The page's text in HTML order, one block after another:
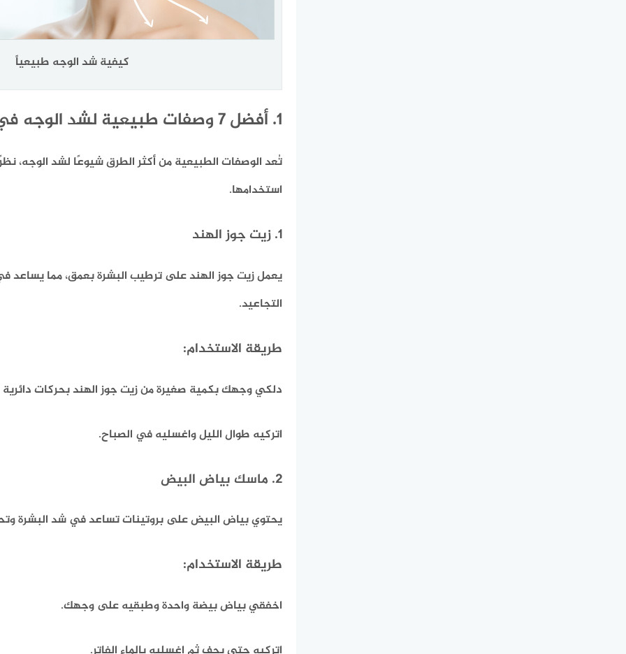
كيفية شد الوجه طبيعياً
1. أفضل 7 وصفات طبيعية لشد الوجه في المنزل
تُعد الوصفات الطبيعية من أكثر الطرق شيوعًا لشد الوجه،
استخدامها.
1. زيت جوز الهند
يعمل زيت جوز الهند على ترطيب البشرة بعمق، مما يساعد
التجاعيد.
طريقة الاستخدام:
دلكي وجهك بكمية صغيرة من زيت جوز الهند بحركات دائرية
اتركيه طوال الليل واغسليه في الصباح.
2. ماسك بياض البيض
يحتوي بياض البيض على بروتينات تساعد في شد البشرة
طريقة الاستخدام:
اخفقي بياض بيضة واحدة وطبقيه على وجهك.